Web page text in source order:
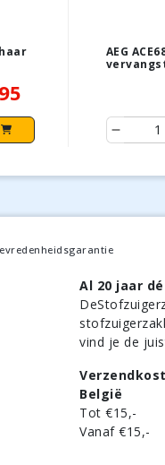
AEG
Al 20 jaar
vind je de
België
Tot €15,-
Vanaf €15,-